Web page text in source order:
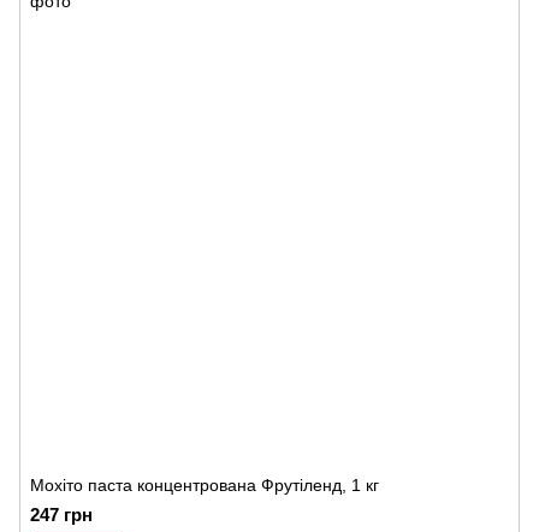
Мохіто паста концентрована Фрутіленд, 1 кг
247 грн